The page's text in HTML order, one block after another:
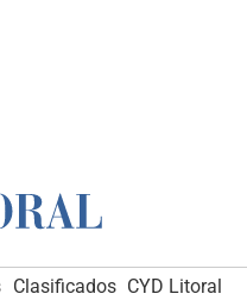
Clasificados CYD Litoral